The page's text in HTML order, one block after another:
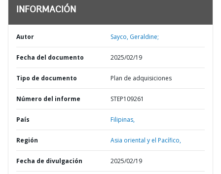
INFORMACIÓN
Autor Sayco, Geraldine;
Fecha del documento 2025/02/19
Tipo de documento Plan de adquisiciones
Número del informe STEP109261
País Filipinas,
Región Asia oriental y el Pacífico,
Fecha de divulgación 2025/02/19